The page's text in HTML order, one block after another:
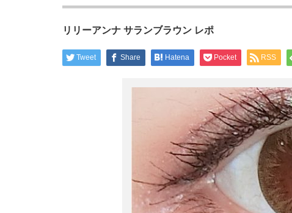
リリーアンナ サランブラウン レポ
Tweet Share Hatena Pocket RSS